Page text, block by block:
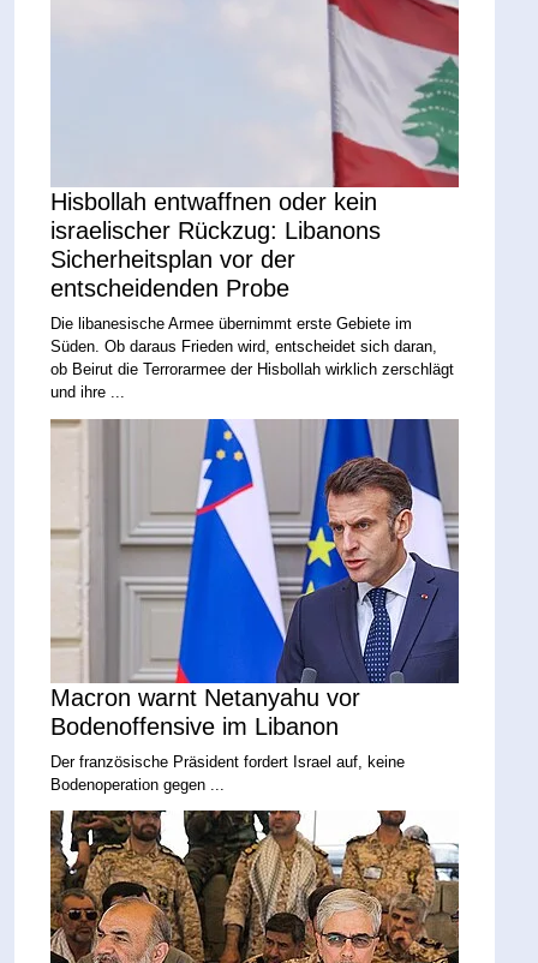
Hisbollah entwaffnen oder kein
israelischer Rückzug: Libanons
Sicherheitsplan vor der
entscheidenden Probe
Die libanesische Armee übernimmt erste Gebiete im
Süden. Ob daraus Frieden wird, entscheidet sich daran,
ob Beirut die Terrorarmee der Hisbollah wirklich zerschlägt
und ihre ...
Macron warnt Netanyahu vor
Bodenoffensive im Libanon
Der französische Präsident fordert Israel auf, keine
Bodenoperation gegen ...